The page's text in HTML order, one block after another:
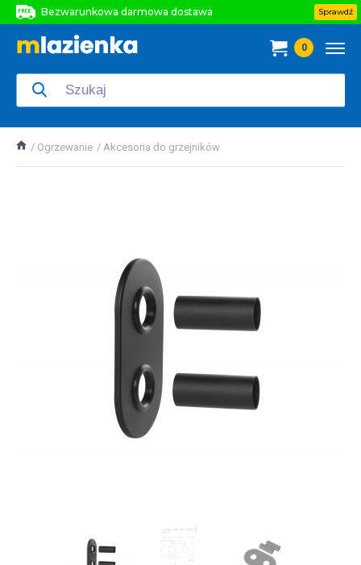
Bezwarunkowa darmowa dostawa
Bezwarunkowa darmowa dostawa
Sprawdź
0
Ogrzewanie Akcesoria do grzejników